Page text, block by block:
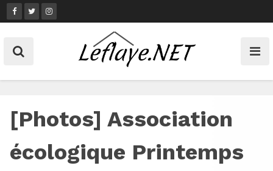
Skip
to
[Photos] Association
écologique Printemps